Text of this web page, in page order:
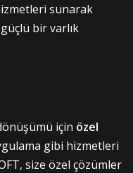
sunarak
bir varlık
için özel
gibi hizmetleri
size özel çözümler